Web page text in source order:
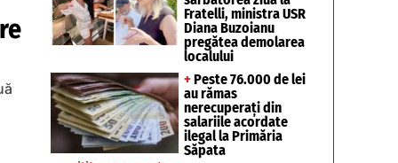
Fratelli, ministra USR
Diana Buzoianu
pregătea demolarea
localului
+ Peste 76.000 de lei
au rămas
nerecuperați din
salariile acordate
ilegal la Primăria
Săpata